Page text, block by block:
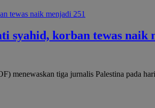
syahid, korban tewas naik
menewaskan tiga jurnalis Palestina pada